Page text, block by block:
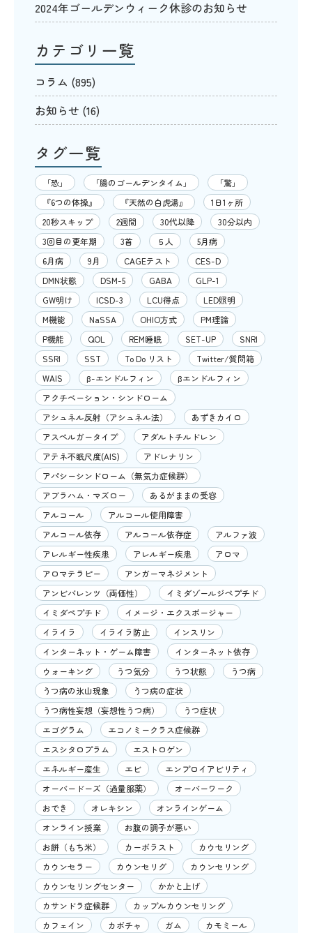
2024年ゴールデンウィーク休診のお知らせ
カテゴリ一覧
コラム (895)
お知らせ (16)
タグ一覧
「恐」 「腸のゴールデンタイム」
「驚」
『6つの体操』
『天然の白虎湯』
1日1ヶ所
20秒スキップ
2週間 30代以降
30分以内
3回目の更年期
3首 ５人
5月病
6月病
9月 CAGEテスト
CES-D
DMN状態
DSM-5 GABA
GLP-1
GW明け
ICSD-3 LCU得点
LED照明
M機能
NaSSA OHIO方式
PM理論
P機能
QOL REM睡眠 SET-UP
SNRI
SSRI
SST To Do リスト
Twitter/質問箱
WAIS
β-エンドルフィン
βエンドルフィン
アクチベーション・シンドローム
アシュネル反射（アシュネル法）
あずきカイロ
アスペルガータイプ
アダルトチルドレン
アテネ不眠尺度(AIS)
アドレナリン
アパシーシンドローム（無気力症候群）
アブラハム・マズロー
あるがままの受容
アルコール
アルコール使用障害
アルコール依存
アルコール依存症
アルファ波
アレルギー性疾患
アレルギー疾患
アロマ
アロマテラピー
アンガーマネジメント
アンビバレンツ（両価性）
イミダゾールジペプチド
イミダペプチド
イメージ・エクスポージャー
イライラ
イライラ防止
インスリン
インターネット・ゲーム障害
インターネット依存
ウォーキング
うつ気分 うつ状態
うつ病
うつ病の氷山現象
うつ病の症状
うつ病性妄想（妄想性うつ病）
うつ症状
エゴグラム
エコノミークラス症候群
エスシタロプラム
エストロゲン
エネルギー産生
エビ
エンプロイアビリティ
オーバードーズ（過量服薬）
オーバーワーク
おでき
オレキシン
オンラインゲーム
オンライン授業
お腹の調子が悪い
お餅（もち米）
カーボラスト
カウセリング
カウンセラー
カウンセリグ
カウンセリング
カウンセリングセンター
かかと上げ
カサンドラ症候群
カップルカウンセリング
カフェイン
カボチャ ガム
カモミール